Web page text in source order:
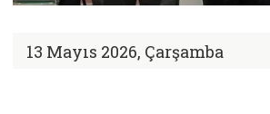
13 Mayıs 2026, Çarşamba